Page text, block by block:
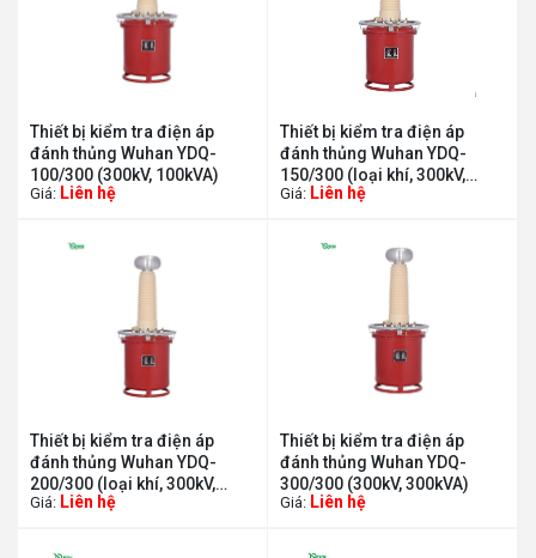
Thiết bị kiểm tra điện áp
đánh thủng Wuhan YDQ-
100/300 (300kV, 100kVA)
Giá: Liên hệ
Thiết bị kiểm tra điện áp
đánh thủng Wuhan YDQ-
150/300 (loại khí, 300kV,
150KVA)
Giá: Liên hệ
Thiết bị kiểm tra điện áp
đánh thủng Wuhan YDQ-
200/300 (loại khí, 300kV,
200kVA)
Giá: Liên hệ
Thiết bị kiểm tra điện áp
đánh thủng Wuhan YDQ-
300/300 (300kV, 300kVA)
Giá: Liên hệ